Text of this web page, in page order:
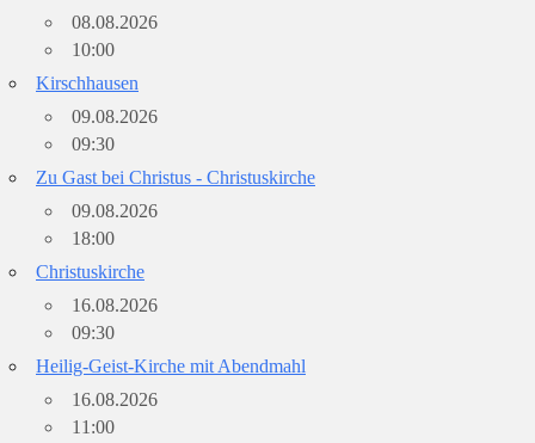
08.08.2026
10:00
Kirschhausen
09.08.2026
09:30
Zu Gast bei Christus - Christuskirche
09.08.2026
18:00
Christuskirche
16.08.2026
09:30
Heilig-Geist-Kirche mit Abendmahl
16.08.2026
11:00